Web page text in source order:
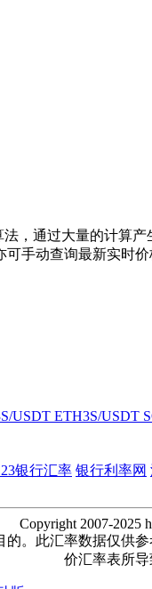
，通过大量的计算产
手动查询最新实时
USDT ETH3S/USDT
银行汇率 银行利率网
Copyright 2007-2025
。此汇率数据仅供
价汇率表所导